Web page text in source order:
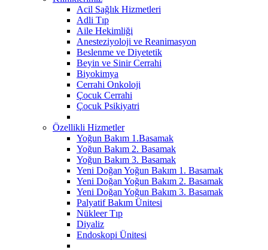
Acil Sağlık Hizmetleri
Adli Tıp
Aile Hekimliği
Anesteziyoloji ve Reanimasyon
Beslenme ve Diyetetik
Beyin ve Sinir Cerrahi
Biyokimya
Cerrahi Onkoloji
Çocuk Cerrahi
Çocuk Psikiyatri
Özellikli Hizmetler
Yoğun Bakım 1.Basamak
Yoğun Bakım 2. Basamak
Yoğun Bakım 3. Basamak
Yeni Doğan Yoğun Bakım 1. Basamak
Yeni Doğan Yoğun Bakım 2. Basamak
Yeni Doğan Yoğun Bakım 3. Basamak
Palyatif Bakım Ünitesi
Nükleer Tıp
Diyaliz
Endoskopi Ünitesi